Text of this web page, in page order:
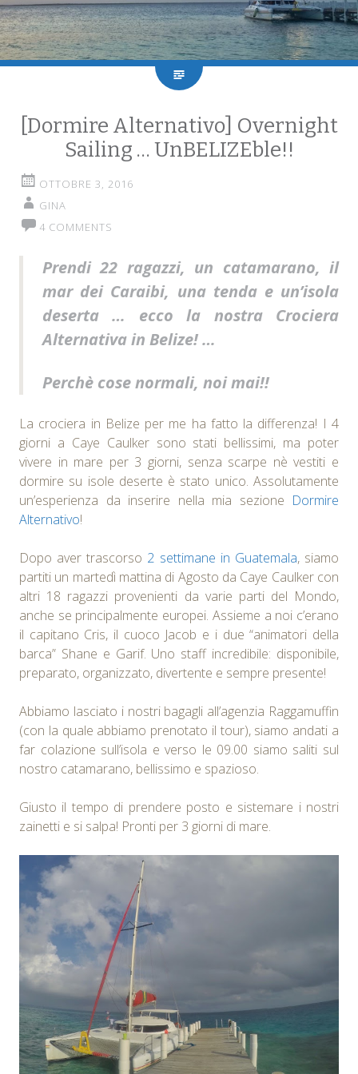
[Dormire Alternativo] Overnight
Sailing … UnBELIZEble!!
OTTOBRE 3, 2016
GINA
4 COMMENTS
Prendi 22 ragazzi, un catamarano, il
mar dei Caraibi, una tenda e un’isola
deserta … ecco la nostra Crociera
Alternativa in Belize! …
Perchè cose normali, noi mai!!
La crociera in Belize per me ha fatto la differenza! I 4
giorni a Caye Caulker sono stati bellissimi, ma poter
vivere in mare per 3 giorni, senza scarpe nè vestiti e
dormire su isole deserte è stato unico. Assolutamente
un’esperienza da inserire nella mia sezione Dormire
Alternativo!
Dopo aver trascorso 2 settimane in Guatemala, siamo
partiti un martedì mattina di Agosto da Caye Caulker con
altri 18 ragazzi provenienti da varie parti del Mondo,
anche se principalmente europei. Assieme a noi c’erano
il capitano Cris, il cuoco Jacob e i due “animatori della
barca” Shane e Garif. Uno staff incredibile: disponibile,
preparato, organizzato, divertente e sempre presente!
Abbiamo lasciato i nostri bagagli all’agenzia Raggamuffin
(con la quale abbiamo prenotato il tour), siamo andati a
far colazione sull’isola e verso le 09.00 siamo saliti sul
nostro catamarano, bellissimo e spazioso.
Giusto il tempo di prendere posto e sistemare i nostri
zainetti e si salpa! Pronti per 3 giorni di mare.